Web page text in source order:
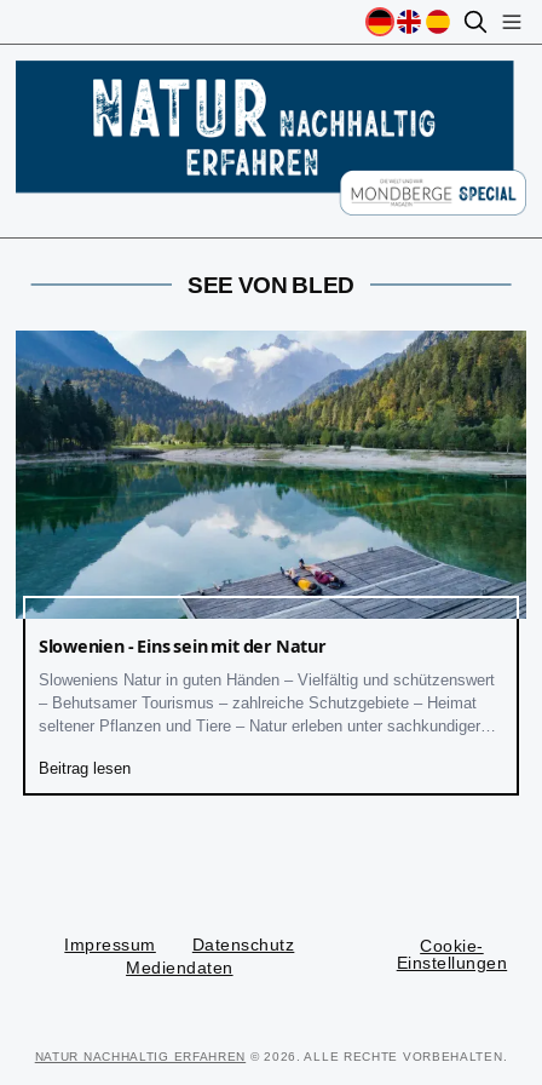
SEE VON BLED
Slowenien - Eins sein mit der Natur
Sloweniens Natur in guten Händen – Vielfältig und schützenswert
– Behutsamer Tourismus – zahlreiche Schutzgebiete – Heimat
seltener Pflanzen und Tiere – Natur erleben unter sachkundiger
Beitrag lesen
Impressum
Datenschutz
Mediendaten
Cookie-
Einstellungen
NATUR NACHHALTIG ERFAHREN © 2026. ALLE RECHTE VORBEHALTEN.